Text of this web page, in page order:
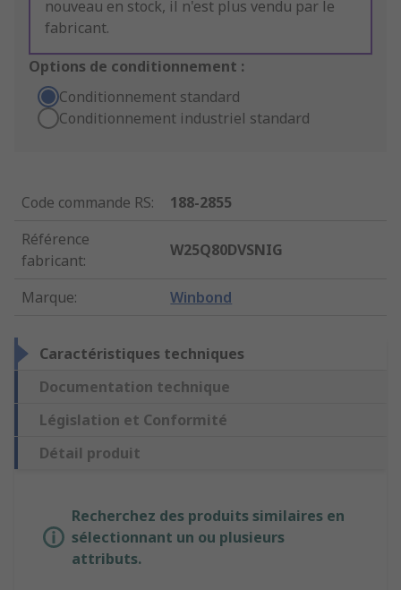
nouveau en stock, il n'est plus vendu par le
fabricant.
Options de conditionnement :
Conditionnement standard
Conditionnement industriel standard
Code commande RS:
188-2855
Référence
fabricant:
W25Q80DVSNIG
Marque: Winbond
Caractéristiques techniques
Documentation technique
Législation et Conformité
Détail produit
Recherchez des produits similaires en
sélectionnant un ou plusieurs
attributs.